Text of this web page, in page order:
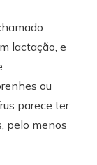
lactação, e
ou
parece ter
pelo menos